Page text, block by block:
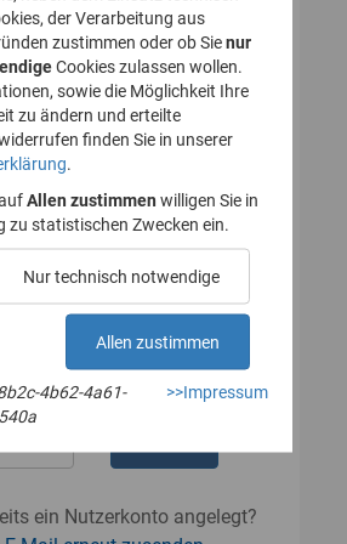
muss mindestens 8
nicht akzeptiert.
ein Nutzerkonto angelegt?
der Verarbeitung aus
zustimmen oder ob Sienur
Cookies zulassen wollen.
sowie die Möglichkeit Ihre
zu ändern und erteilte
finden Sie in unserer
Allen zustimmen willigen Sie in
zu statistischen Zwecken ein.
Nur technisch notwendige
Allen zustimmen
4b62-4a61-
>>Impressum